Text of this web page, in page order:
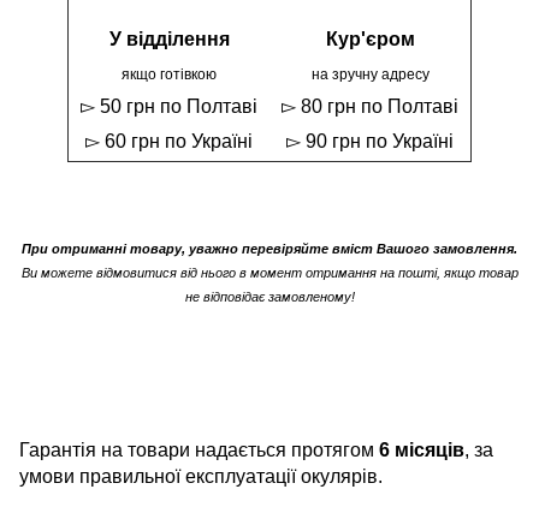
У відділення
якщо готівкою
▻ 50 грн по Полтаві
▻ 60 грн по Україні
Кур'єром
на зручну адресу
▻ 80 грн по Полтаві
▻ 90 грн по Україні
При отриманні товару, уважно перевіряйте вміст Вашого замовлення.
Ви можете відмовитися від нього в момент отримання на пошті, якщо товар
не відповідає замовленому!
Гарантія на товари надається протягом 6 місяців, за
умови правильної експлуатації окулярів.